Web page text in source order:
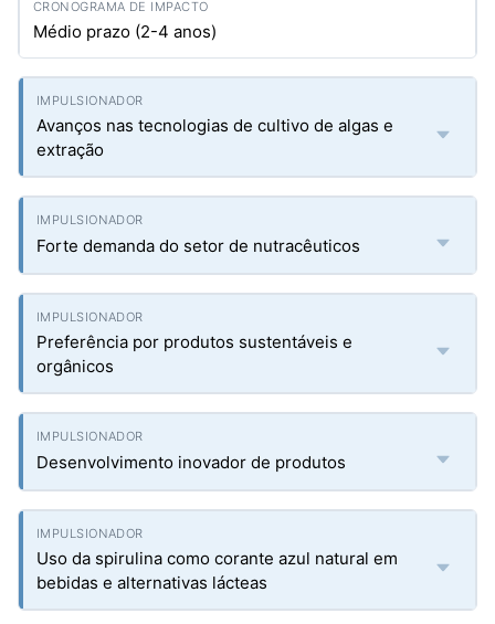
Médio prazo (2-4 anos)
Avanços nas tecnologias de cultivo de algas e
extração
Forte demanda do setor de nutracêuticos
Preferência por produtos sustentáveis e
orgânicos
Desenvolvimento inovador de produtos
Uso da spirulina como corante azul natural em
bebidas e alternativas lácteas